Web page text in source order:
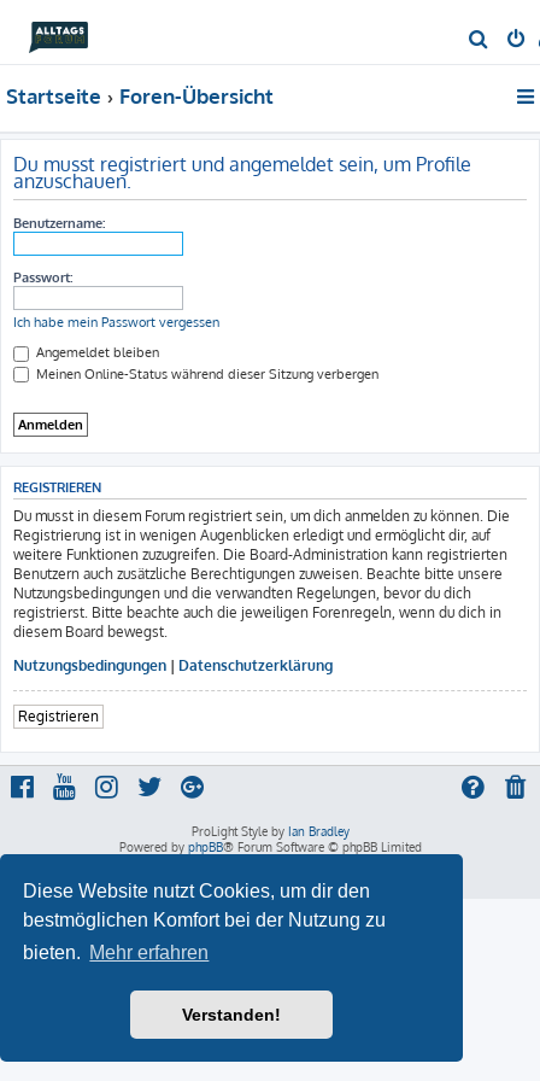
Diese Website nutzt Cookies, um dir den
bestmöglichen Komfort bei der Nutzung zu
bieten. Mehr erfahren
Verstanden!
u
Startseite Foren-Übersicht
Du musst registriert und angemeldet sein, um Profile
anzuschauen.
Benutzername:
Passwort:
Ich habe mein Passwort vergessen
Angemeldet bleiben
Meinen Online-Status während dieser Sitzung verbergen
REGISTRIEREN
Du musst in diesem Forum registriert sein, um dich anmelden zu können. Die
Registrierung ist in wenigen Augenblicken erledigt und ermöglicht dir, auf
weitere Funktionen zuzugreifen. Die Board-Administration kann registrierten
Benutzern auch zusätzliche Berechtigungen zuweisen. Beachte bitte unsere
Nutzungsbedingungen und die verwandten Regelungen, bevor du dich
registrierst. Bitte beachte auch die jeweiligen Forenregeln, wenn du dich in
diesem Board bewegst.
Nutzungsbedingungen | Datenschutzerklärung
Registrieren
ProLight Style by Ian Bradley
Powered by phpBB® Forum Software © phpBB Limited